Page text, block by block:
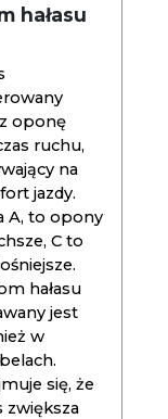
hałasu
oponę
ruchu,
na
jazdy.
A, to opony
C to
hałasu
jest
w
się, że
zwiększa